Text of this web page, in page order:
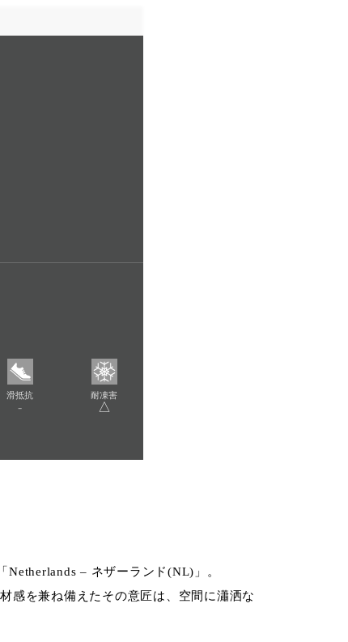
滑抵抗
-
耐凍害
△
– ネザーランド(NL)」。
感を兼ね備えたその意匠は、空間に瀟洒な